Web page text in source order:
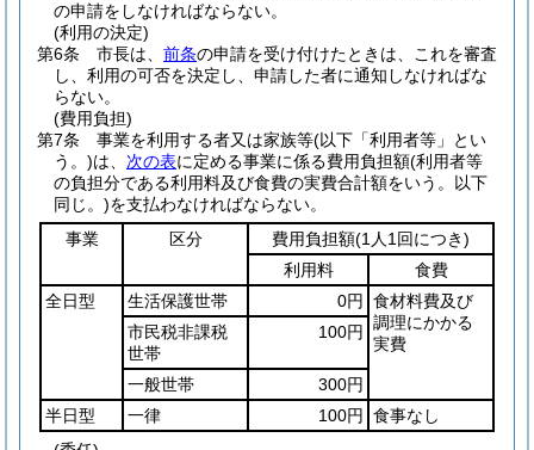
の申請をしなければならない。
(利用の決定)
第6条
市長は、 前条の申請を受け付けたときは、これを審査
し、利用の可否を決定し、申請した者に通知しなければな
らない。
(費用負担)
第7条
事業を利用する者又は家族等(以下「利用者等」とい
う。)は、 次の表に定める事業に係る費用負担額(利用者等
の負担分である利用料及び食費の実費合計額をいう。以下
同じ。)を支払わなければならない。
事業
区分 費用負担額(1人1回につき)
利用料
食費
全日型
生活保護世帯 0円
食材料費及び
調理にかかる
実費
市民税非課税
世帯
100円
一般世帯
300円
半日型
一律 100円
食事なし